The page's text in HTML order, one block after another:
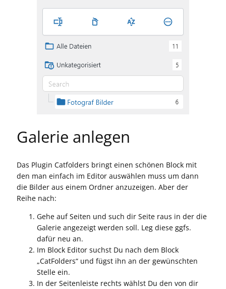
Galerie anlegen
Das Plugin Catfolders bringt einen schönen Block mit
den man einfach im Editor auswählen muss um dann
die Bilder aus einem Ordner anzuzeigen. Aber der
Reihe nach:
Gehe auf Seiten und such dir Seite raus in der die
Galerie angezeigt werden soll. Leg diese ggfs.
dafür neu an.
Im Block Editor suchst Du nach dem Block
„CatFolders“ und fügst ihn an der gewünschten
Stelle ein.
In der Seitenleiste rechts wählst Du den von dir